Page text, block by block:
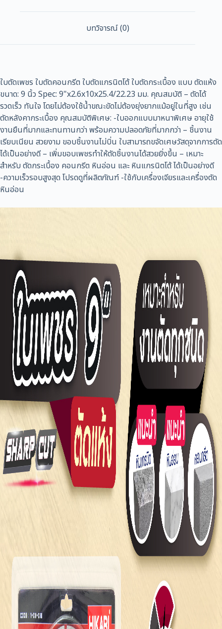
บทวิจารณ์ (0)
ใบตัดเพชร ใบตัดคอนกรีต ใบตัดแกรนิตโต้ ใบตัดกระเบื้อง แบบ ตัดแห้ง
ขนาด: 9 นิ้ว Spec: 9"x2.6x10x25.4/22.23 มม. คุณสมบัติ – ตัดได้
รวดเร็ว ทันใจ โดยไม่ต้องใช้น้ำขณะขัดไม่ต้องยุ่งยากแม้อยู่ในที่สูง เช่น
ตัดหลังคากระเบื้อง คุณสมบัติพิเศษ: -ใบออกแบบมาหนาพิเศษ อายุใช้
งานยืนที่มากและทนทานกว่า พร้อมความปลอดภัยที่มากกว่า – ชิ้นงาน
เรียบเนียน สวยงาม ขอบชิ้นงานไม่บิ่น ใบสามารถขจัดเศษวัสดุจากการตัด
ได้เป็นอย่างดี – เพิ่มขอบเพชรทำให้ตัดชิ้นงานได้สวยยิ่งขึ้น – เหมาะ
สำหรับ ตัดกระเบื้อง คอนกรีต หินอ่อน และ หินแกรนิตโต้ ได้เป็นอย่างดี
-ความเร็วรอบสูงสุด โปรดดูที่ผลิตภัณฑ์ -ใช้กับเครื่องเจียรและเครื่องตัด
หินอ่อน